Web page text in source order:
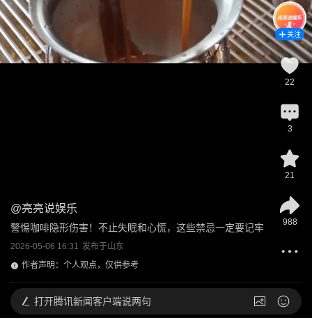
@亮亮说娱乐
警惕咖啡隐形伤害！不止失眠和心慌，这些禁忌一定要记牢
2026-05-06 16:31 发布于山东
作者声明：个人观点，仅供参考
关注
22
3
21
988
打开腾讯新闻客户端说两句